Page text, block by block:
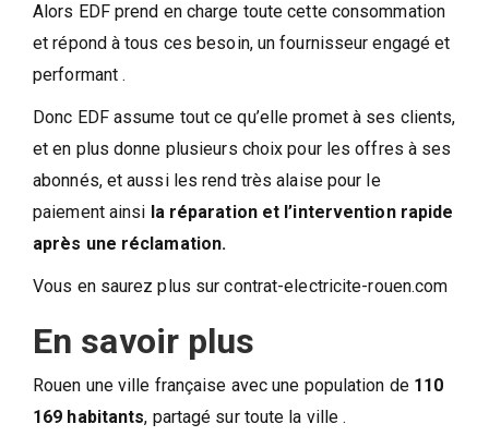
Alors EDF prend en charge toute cette consommation
et répond à tous ces besoin, un fournisseur engagé et
performant .
Donc EDF assume tout ce qu’elle promet à ses clients,
et en plus donne plusieurs choix pour les offres à ses
abonnés, et aussi les rend très alaise pour le
paiement ainsi la réparation et l’intervention rapide
après une réclamation.
Vous en saurez plus sur contrat-electricite-rouen.com
En savoir plus
Rouen une ville française avec une population de 110
169 habitants, partagé sur toute la ville .